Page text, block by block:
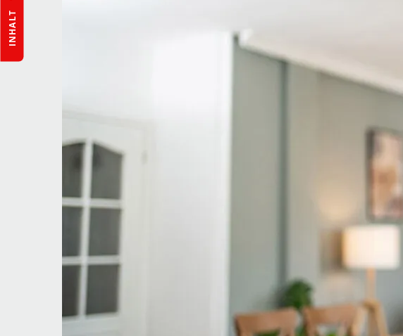
INHALT